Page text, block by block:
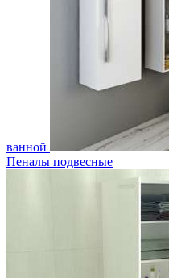
ванной
Пеналы подвесные